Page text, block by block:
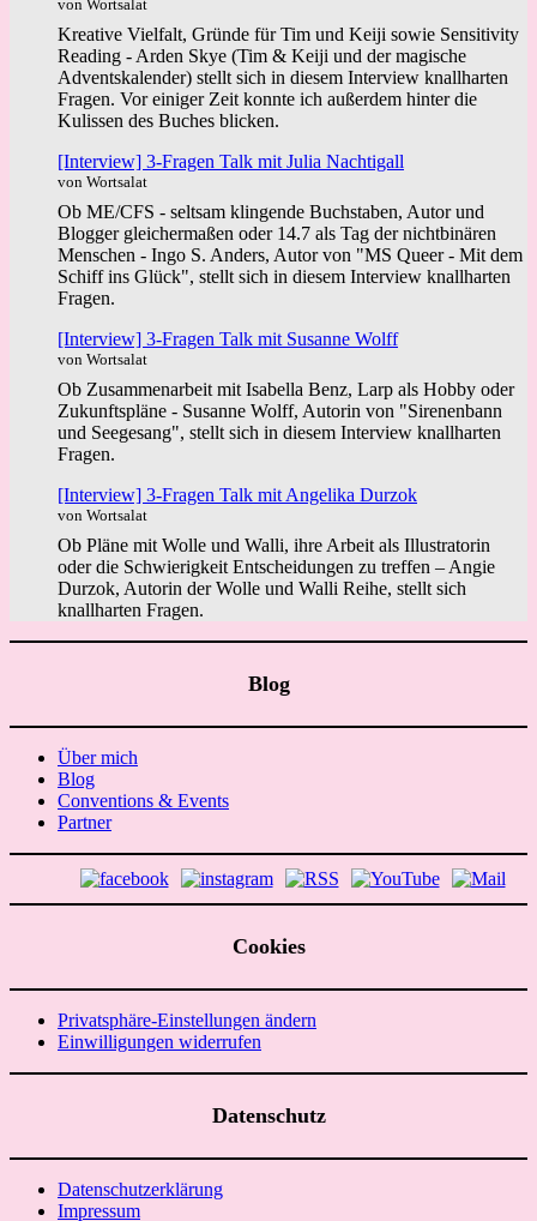
von Wortsalat
Kreative Vielfalt, Gründe für Tim und Keiji sowie Sensitivity
Reading - Arden Skye (Tim & Keiji und der magische
Adventskalender) stellt sich in diesem Interview knallharten
Fragen. Vor einiger Zeit konnte ich außerdem hinter die
Kulissen des Buches blicken.
[Interview] 3-Fragen Talk mit Julia Nachtigall
von Wortsalat
Ob ME/CFS - seltsam klingende Buchstaben, Autor und
Blogger gleichermaßen oder 14.7 als Tag der nichtbinären
Menschen - Ingo S. Anders, Autor von "MS Queer - Mit dem
Schiff ins Glück", stellt sich in diesem Interview knallharten
Fragen.
[Interview] 3-Fragen Talk mit Susanne Wolff
von Wortsalat
Ob Zusammenarbeit mit Isabella Benz, Larp als Hobby oder
Zukunftspläne - Susanne Wolff, Autorin von "Sirenenbann
und Seegesang", stellt sich in diesem Interview knallharten
Fragen.
[Interview] 3-Fragen Talk mit Angelika Durzok
von Wortsalat
Ob Pläne mit Wolle und Walli, ihre Arbeit als Illustratorin
oder die Schwierigkeit Entscheidungen zu treffen – Angie
Durzok, Autorin der Wolle und Walli Reihe, stellt sich
knallharten Fragen.
Blog
Über mich
Blog
Conventions & Events
Partner
Cookies
Privatsphäre-Einstellungen ändern
Einwilligungen widerrufen
Datenschutz
Datenschutzerklärung
Impressum